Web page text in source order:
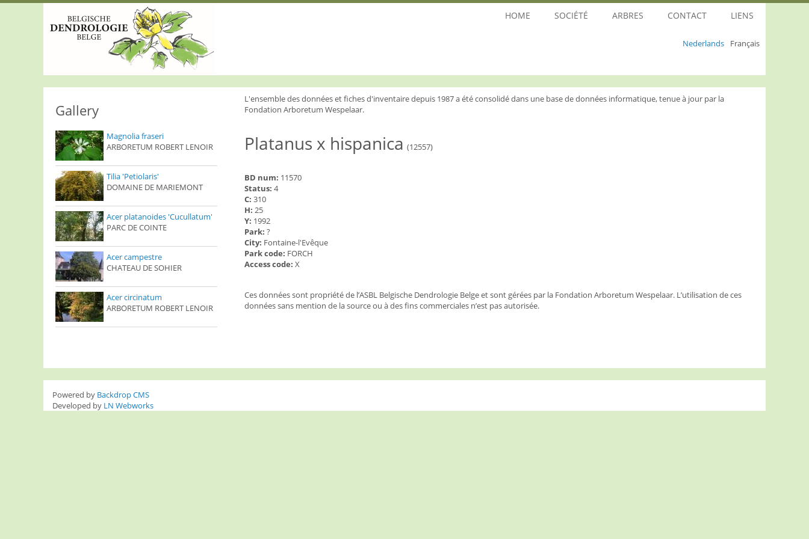
Nederlands Français
HOME SOCIÉTÉ ARBRES CONTACT LIENS
L'ensemble des données et fiches d'inventaire depuis 1987 a été consolidé dans une base de données informatique, tenue à jour par la
Fondation Arboretum Wespelaar.
Platanus x hispanica (12557)
BD num: 11570
Status: 4
C: 310
H: 25
Y: 1992
Park: ?
City: Fontaine-l'Evêque
Park code: FORCH
Access code: X
Ces données sont propriété de l’ASBL Belgische Dendrologie Belge et sont gérées par la Fondation Arboretum Wespelaar. L’utilisation de ces
données sans mention de la source ou à des fins commerciales n’est pas autorisée.
Gallery
Magnolia fraseri
ARBORETUM ROBERT LENOIR
Tilia 'Petiolaris'
DOMAINE DE MARIEMONT
Acer platanoides 'Cucullatum'
PARC DE COINTE
Acer campestre
CHATEAU DE SOHIER
Acer circinatum
ARBORETUM ROBERT LENOIR
Powered by Backdrop CMS
Developed by LN Webworks